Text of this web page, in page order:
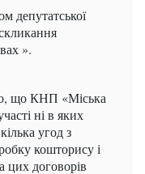
депутатської
».
що КНП «Міська
ні в яких
кілька угод з
кошторису і
цих договорів